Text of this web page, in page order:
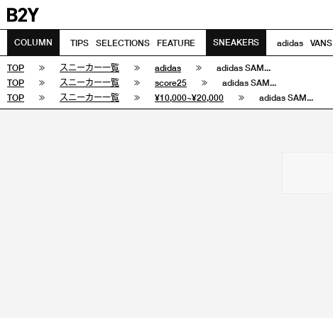
COLUMN TIPS SELECTIONS FEATURE SNEAKERS adidas VANS
TOP スニーカー一覧 adidas
adidas SAM...
TOP
スニーカー一覧 score25
adidas SAM...
TOP
スニーカー一覧 ¥10,000~¥20,000 adidas SAM...